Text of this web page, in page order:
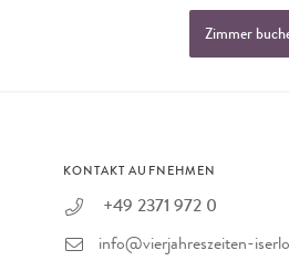
Zimmer
KONTAKT AUFNEHMEN
+49 2371 972 0
info@vierjahreszeiten-